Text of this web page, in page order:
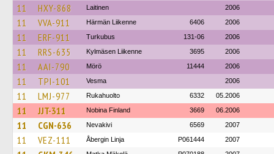
11 HXY-868 Laitinen 2006
11 VVA-911 Härmän Liikenne 6406 2006
11 ERF-911 Turkubus 131-06 2006
11 RRS-635 Kylmäsen Liikenne 3695 2006
11 AAI-790 Mörö 11444 2006
11 TPI-101 Vesma 2006
11 LMJ-977 Rukahuolto 6332 05.2006
11 JJT-311 Nobina Finland 3669 06.2006
11 CGN-636 Nevakivi 6569 2007
11 VEZ-111 Åbergin Linja P061444 2007